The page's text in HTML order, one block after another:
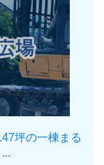
坪の一棟まる